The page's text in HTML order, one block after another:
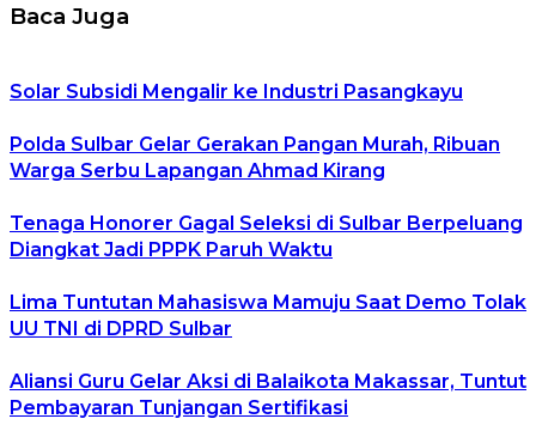
Baca Juga
Solar Subsidi Mengalir ke Industri Pasangkayu
Polda Sulbar Gelar Gerakan Pangan Murah, Ribuan
Warga Serbu Lapangan Ahmad Kirang
Tenaga Honorer Gagal Seleksi di Sulbar Berpeluang
Diangkat Jadi PPPK Paruh Waktu
Lima Tuntutan Mahasiswa Mamuju Saat Demo Tolak
UU TNI di DPRD Sulbar
Aliansi Guru Gelar Aksi di Balaikota Makassar, Tuntut
Pembayaran Tunjangan Sertifikasi